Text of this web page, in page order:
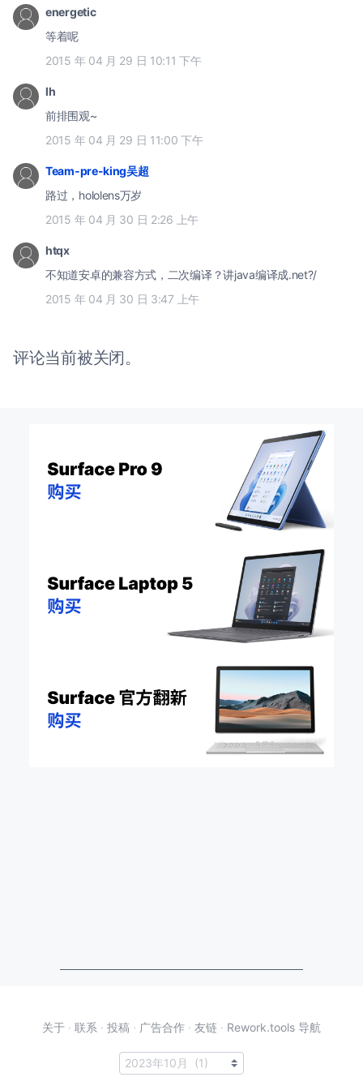
energetic
等着呢
2015 年 04 月 29 日 10:11 下午
lh
前排围观~
2015 年 04 月 29 日 11:00 下午
Team-pre-king吴超
路过，hololens万岁
2015 年 04 月 30 日 2:26 上午
htqx
不知道安卓的兼容方式，二次编译？讲java编译成.net?/
2015 年 04 月 30 日 3:47 上午
评论当前被关闭。
关于 · 联系 · 投稿 · 广告合作 · 友链 · Rework.tools 导航